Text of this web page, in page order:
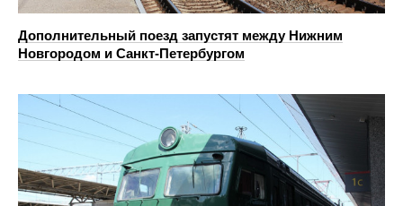
Дополнительный поезд запустят между Нижним
Новгородом и Санкт-Петербургом